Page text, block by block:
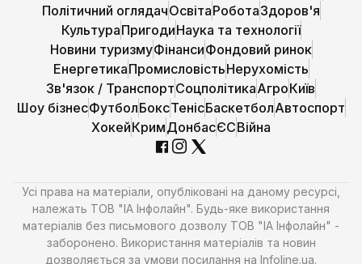
Політичний оглядачОсвітаРоботаЗдоров'я
КультураПригодиНаука та технології
Новини туризмуФінансиФондовий ринок
ЕнергетикаПромисловістьНерухомість
Зв'язок / ТранспортСоцполітикаАгроКиїв
Шоу бізнесФутболБоксТенісБаскетболАвтоспорт
ХокейКримДонбасЄСВійна
Усі права на матеріали, опубліковані на даному ресурсі,
належать ТОВ "ІА Інфолайн". Будь-яке використання
матеріалів без письмового дозволу ТОВ "ІА Інфолайн" -
заборонено. Використання матеріалів та новин
дозволяється за умови посилання на Infoline.ua.